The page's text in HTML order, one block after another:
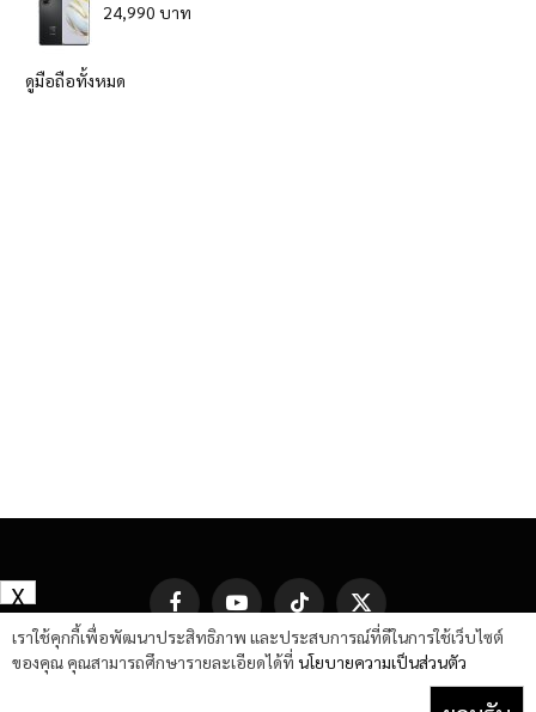
24,990 บาท
ดูมือถือทั้งหมด
FacebookYouTube TikTok
X
(Twitter)
เราใช้คุกกี้เพื่อพัฒนาประสิทธิภาพ และประสบการณ์ที่ดีในการใช้เว็บไซต์
ของคุณ คุณสามารถศึกษารายละเอียดได้ที่ นโยบายความเป็นส่วนตัว
X